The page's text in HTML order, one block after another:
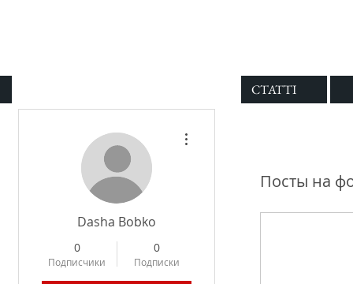
СТАТТІ
Dasha Bobko
0
Подписчики
0
Подписки
Посты на